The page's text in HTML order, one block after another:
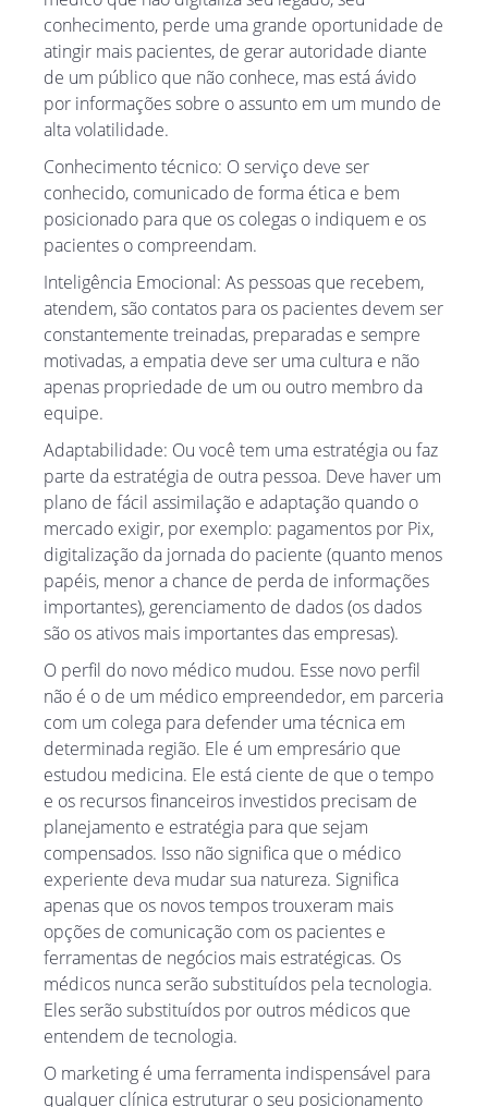
conhecimento, perde uma grande oportunidade de
atingir mais pacientes, de gerar autoridade diante
de um público que não conhece, mas está ávido
por informações sobre o assunto em um mundo de
alta volatilidade.
Conhecimento técnico: O serviço deve ser
conhecido, comunicado de forma ética e bem
posicionado para que os colegas o indiquem e os
pacientes o compreendam.
Inteligência Emocional: As pessoas que recebem,
atendem, são contatos para os pacientes devem ser
constantemente treinadas, preparadas e sempre
motivadas, a empatia deve ser uma cultura e não
apenas propriedade de um ou outro membro da
equipe.
Adaptabilidade: Ou você tem uma estratégia ou faz
parte da estratégia de outra pessoa. Deve haver um
plano de fácil assimilação e adaptação quando o
mercado exigir, por exemplo: pagamentos por Pix,
digitalização da jornada do paciente (quanto menos
papéis, menor a chance de perda de informações
importantes), gerenciamento de dados (os dados
são os ativos mais importantes das empresas).
O perfil do novo médico mudou. Esse novo perfil
não é o de um médico empreendedor, em parceria
com um colega para defender uma técnica em
determinada região. Ele é um empresário que
estudou medicina. Ele está ciente de que o tempo
e os recursos financeiros investidos precisam de
planejamento e estratégia para que sejam
compensados. Isso não significa que o médico
experiente deva mudar sua natureza. Significa
apenas que os novos tempos trouxeram mais
opções de comunicação com os pacientes e
ferramentas de negócios mais estratégicas. Os
médicos nunca serão substituídos pela tecnologia.
Eles serão substituídos por outros médicos que
entendem de tecnologia.
O marketing é uma ferramenta indispensável para
qualquer clínica estruturar o seu posicionamento